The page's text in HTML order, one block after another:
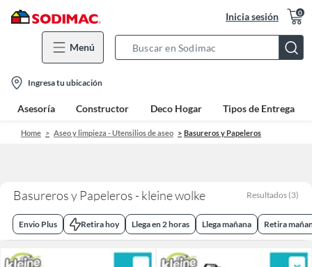
Inicia sesión 0
Menú
Bar
location-
icon
Ingresa tu ubicación
Asesoría Constructor Deco Hogar Tipos de Entrega
Home Aseo y limpieza - Utensilios de aseo Basureros y Papeleros
Basureros y Papeleros - kleine wolke Resultados (3)
Envio Plus Retira hoy Llega en 2 horas Llega mañana Retira